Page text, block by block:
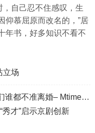
自己忍不住感叹，生
仰慕屈原而改名的，”居
年书，好多知识不看不
立场
不准离婚– Mtime时光网
才”启示京剧创新